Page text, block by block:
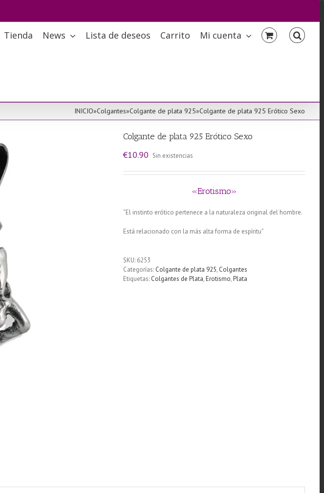
Tienda News Lista de deseos Carrito Mi cuenta
INICIO»Colgantes»Colgante de plata 925»Colgante de plata 925 Erótico Sexo
Colgante de plata 925 Erótico Sexo
€10.90 Sin existencias
«Erotismo»
“El instinto erótico pertenece a la naturaleza original del hombre.
Está relacionado con la más alta forma de espíritu”
SKU: 6253
Categorías: Colgante de plata 925, Colgantes
Etiquetas: Colgantes de Plata,Erotismo,Plata